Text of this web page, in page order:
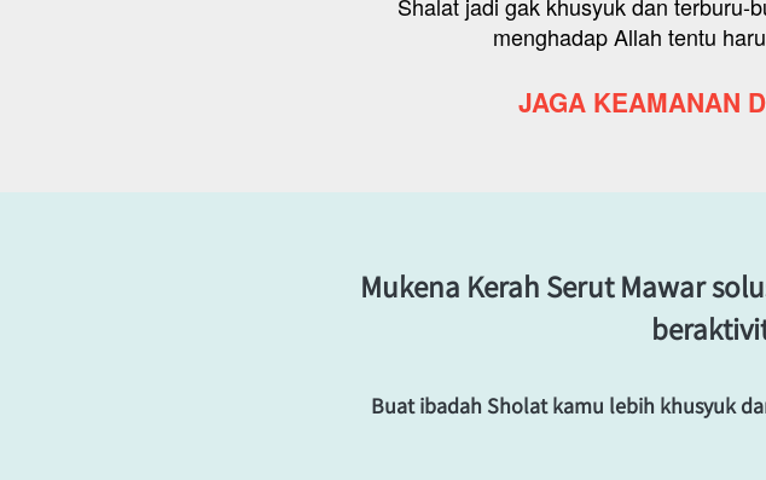
Shalat jadi gak khusyuk dan terburu-
menghadap Allah tentu
JAGA KEAMANAN
Mukena Kerah Serut Mawar
Buat ibadah Sholat kamu lebih khusyuk